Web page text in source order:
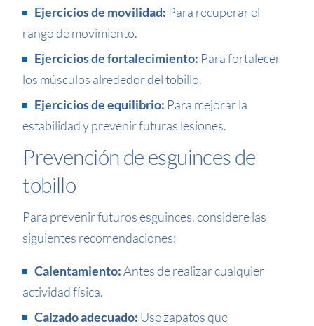
Ejercicios de movilidad: Para recuperar el
rango de movimiento.
Ejercicios de fortalecimiento: Para fortalecer
los músculos alrededor del tobillo.
Ejercicios de equilibrio: Para mejorar la
estabilidad y prevenir futuras lesiones.
Prevención de esguinces de
tobillo
Para prevenir futuros esguinces, considere las
siguientes recomendaciones:
Calentamiento:Antes de realizar cualquier
actividad física.
Calzado adecuado: Use zapatos que